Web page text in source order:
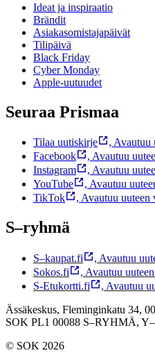
Ideat ja inspiraatio
Brändit
Asiakasomistajapäivät
Tilipäivä
Black Friday
Cyber Monday
Apple-uutuudet
Seuraa Prismaa
Tilaa uutiskirje , Avautuu
Facebook
, Avautuu
Instagram
, Avautuu
YouTube
, Avautuu
TikTok
, Avautuu uuteen
S–ryhmä
S–kaupat.fi , Avautuu
Sokos.fi
, Avautuu
S-Etukortti.fi
, Avautuu
Ässäkeskus, Fleminginkatu 34,
SOK PL1 00088 S–RYHMÄ,
© SOK 2026